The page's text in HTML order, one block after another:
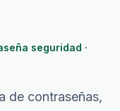
seguridad ·
de contraseñas,